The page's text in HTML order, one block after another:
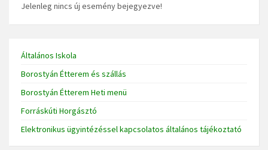
Jelenleg nincs új esemény bejegyezve!
Általános Iskola
Borostyán Étterem és szállás
Borostyán Étterem Heti menü
Forráskúti Horgásztó
Elektronikus ügyintézéssel kapcsolatos általános tájékoztató